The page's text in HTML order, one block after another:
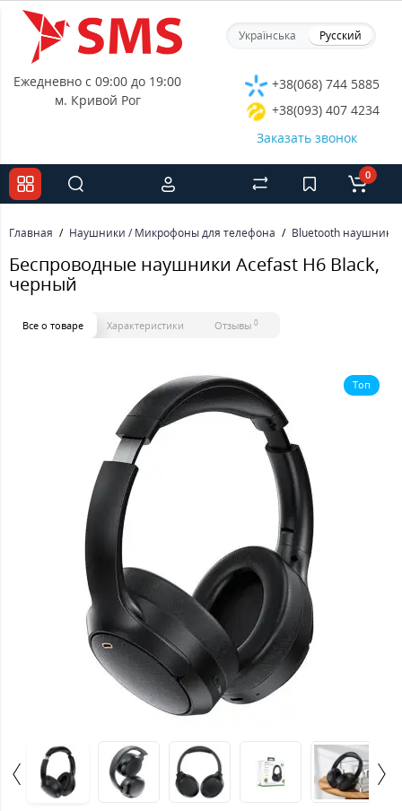
Українська Русский
Ежедневно с 09:00 до 19:00
м. Кривой Рог
+38(068) 744 5885
+38(093) 407 4234
Заказать звонок
0
Главная Наушники / Микрофоны для телефона Bluetooth наушники
Беспроводные наушники Acefast H6 Black,
черный
Все о товаре Характеристики Отзывы 0
Топ